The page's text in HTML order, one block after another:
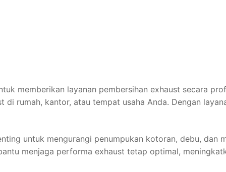
memberikan layanan pembersihan exhaust secara
di rumah, kantor, atau tempat usaha Anda. Dengan
untuk mengurangi penumpukan kotoran, debu, dan
menjaga performa exhaust tetap optimal,